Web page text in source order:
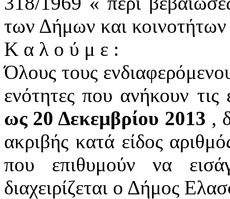
των Δήμων και
Κ α λ ο ύ μ ε :
Όλους τους
ενότητες που ανήκουν
ως 20 Δεκεμβρίου 2013 ,
ακριβής κατά είδος
που επιθυμούν να
διαχειρίζεται ο Δήμος